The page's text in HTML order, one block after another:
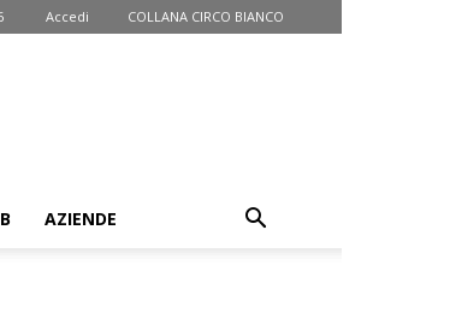
Accedi COLLANA CIRCO BIANCO
AZIENDE